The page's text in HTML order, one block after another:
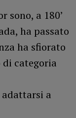
sono, a 180’
ha passato
ha sfiorato
categoria
a